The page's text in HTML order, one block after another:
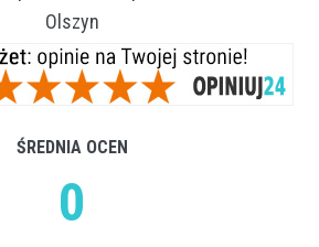
Olszyn
ŚREDNIA OCEN
0